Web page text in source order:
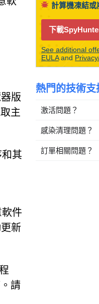
版
主
其
件
新
請
計算機凍結或
下載
See additional
EULAand
熱門的技術支
激活問題？
感染清理問題？
訂單相關問題？